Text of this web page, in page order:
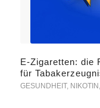
E-Zigaretten: die
für
GESUNDHEIT, NIKOTIN ,